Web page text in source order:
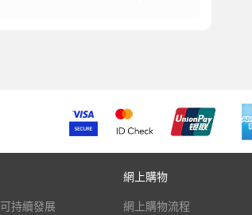
可持續發展
網上購物
網上購物流程